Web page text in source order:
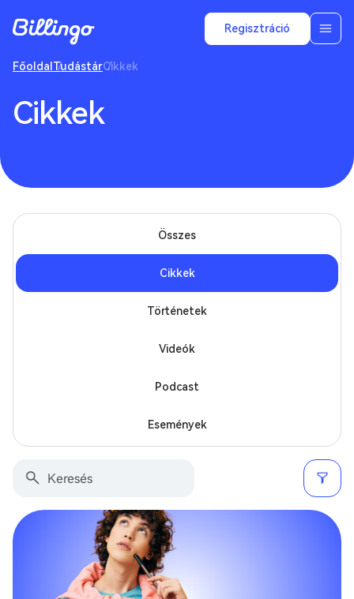
Regisztráció
Főoldal TudástárCikkek
Cikkek
Összes
Cikkek
Történetek
Videók
Podcast
Események